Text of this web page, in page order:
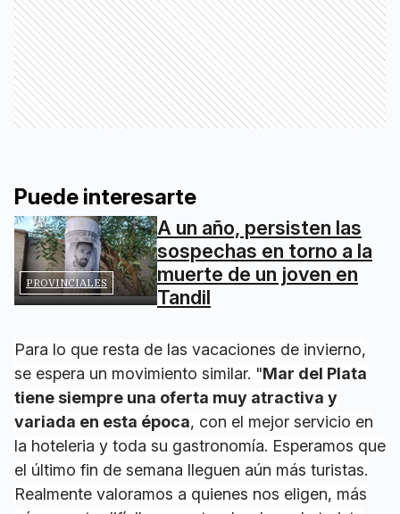
Puede interesarte
PROVINCIALES
A un año, persisten las
sospechas en torno a la
muerte de un joven en
Tandil
Para lo que resta de las vacaciones de invierno,
se espera un movimiento similar. "Mar del Plata
tiene siempre una oferta muy atractiva y
variada en esta época, con el mejor servicio en
la hoteleria y toda su gastronomía. Esperamos que
el último fin de semana lleguen aún más turistas.
Realmente valoramos a quienes nos eligen, más